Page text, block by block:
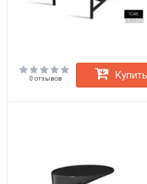
0 отзывов Купить